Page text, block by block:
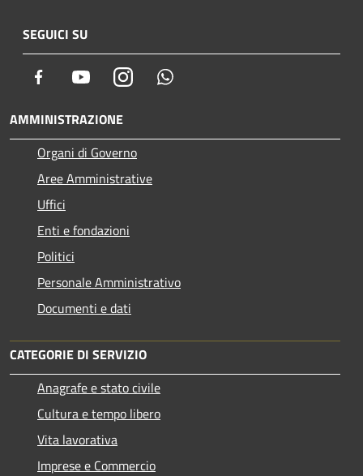
SEGUICI SU
Facebook YoutubeInstagram
AMMINISTRAZIONE
Organi di Governo
Aree Amministrative
Uffici
Enti e fondazioni
Politici
Personale Amministrativo
Documenti e dati
CATEGORIE DI SERVIZIO
Anagrafe e stato civile
Cultura e tempo libero
Vita lavorativa
Imprese e Commercio